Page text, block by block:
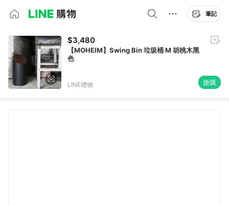
筆記
$3,480
【MOHEIM】Swing Bin 垃圾桶 M 胡桃木黑
色
LINE禮物 搶購